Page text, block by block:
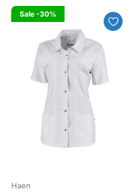
Sale -30%
Haen